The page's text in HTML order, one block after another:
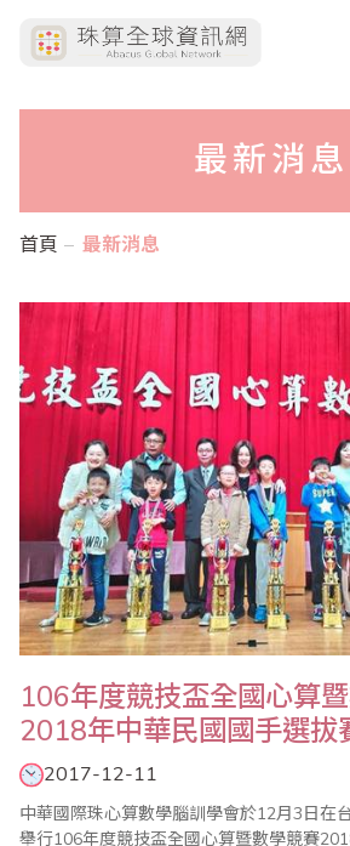
最新消息
首頁 最新消息
106年度競技盃全國心算
2018年中華民國國手選拔
2017-12-11
中華國際珠心算數學腦訓學會於12月3日在
舉行106年度競技盃全國心算暨數學競賽